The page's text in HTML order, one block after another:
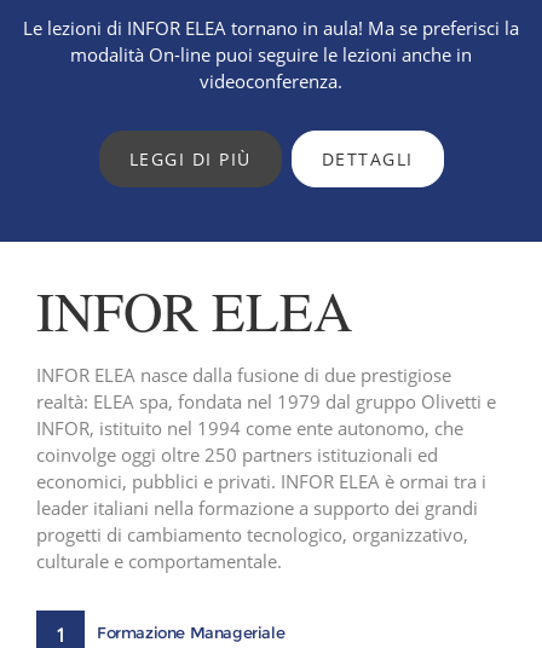
Le lezioni di INFOR ELEA tornano in aula! Ma se preferisci la
modalità On-line puoi seguire le lezioni anche in
videoconferenza.
LEGGI DI PIÙ DETTAGLI
INFOR ELEA
INFOR ELEA nasce dalla fusione di due prestigiose
realtà: ELEA spa, fondata nel 1979 dal gruppo Olivetti e
INFOR, istituito nel 1994 come ente autonomo, che
coinvolge oggi oltre 250 partners istituzionali ed
economici, pubblici e privati. INFOR ELEA è ormai tra i
leader italiani nella formazione a supporto dei grandi
progetti di cambiamento tecnologico, organizzativo,
culturale e comportamentale.
1 Formazione Manageriale